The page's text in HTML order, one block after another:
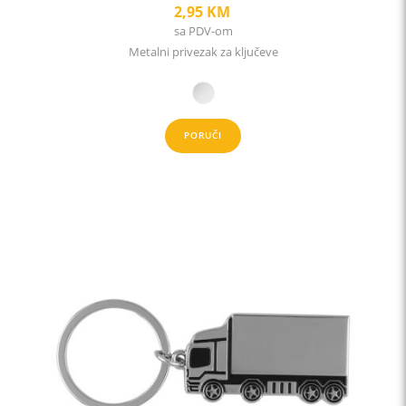
2,95 KM
sa PDV-om
Metalni privezak za ključeve
PORUČI
The
options
may
be